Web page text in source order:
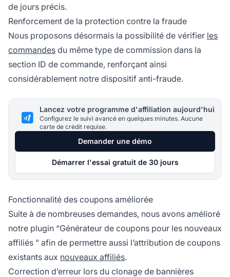
de jours précis.
Renforcement de la protection contre la fraude
Nous proposons désormais la possibilité de vérifier les
commandes du même type de commission dans la
section ID de commande, renforçant ainsi
considérablement notre dispositif anti-fraude.
Lancez votre programme d'affiliation aujourd'hui
Configurez le suivi avancé en quelques minutes. Aucune
carte de crédit requise.
Demander une démo
Démarrer l'essai gratuit de 30 jours
Fonctionnalité des coupons améliorée
Suite à de nombreuses demandes, nous avons amélioré
notre plugin “Générateur de coupons pour les nouveaux
affiliés ” afin de permettre aussi l’attribution de coupons
existants aux nouveaux affiliés.
Correction d’erreur lors du clonage de bannières